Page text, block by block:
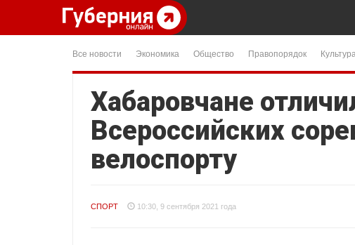
Все новости Экономика Общество Правопорядок Культура
Хабаровчане
Всероссийских
велоспорту
СПОРТ 10:30, 9 сентября 2021 года